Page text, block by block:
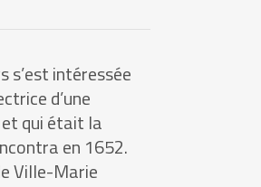
s’est intéressée
d’une
qui était la
en 1652.
Ville-Marie